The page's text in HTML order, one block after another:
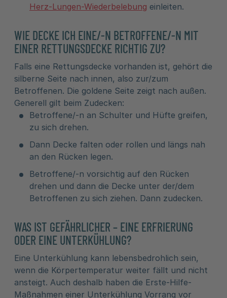
Herz-Lungen-Wiederbelebung einleiten.
WIE DECKE ICH EINE/-N BETROFFENE/-N MIT
EINER RETTUNGSDECKE RICHTIG ZU?
Falls eine Rettungsdecke vorhanden ist, gehört die
silberne Seite nach innen, also zur/zum
Betroffenen. Die goldene Seite zeigt nach außen.
Generell gilt beim Zudecken:
Betroffene/-n an Schulter und Hüfte greifen,
zu sich drehen.
Dann Decke falten oder rollen und längs nah
an den Rücken legen.
Betroffene/-n vorsichtig auf den Rücken
drehen und dann die Decke unter der/dem
Betroffenen zu sich ziehen. Dann zudecken.
WAS IST GEFÄHRLICHER – EINE ERFRIERUNG
ODER EINE UNTERKÜHLUNG?
Eine Unterkühlung kann lebensbedrohlich sein,
wenn die Körpertemperatur weiter fällt und nicht
ansteigt. Auch deshalb haben die Erste-Hilfe-
Maßnahmen einer Unterkühlung Vorrang vor